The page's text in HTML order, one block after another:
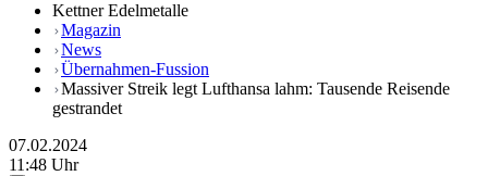
Kettner Edelmetalle
Magazin
News
Übernahmen-Fussion
Massiver Streik legt Lufthansa lahm: Tausende Reisende
gestrandet
07.02.2024
11:48 Uhr